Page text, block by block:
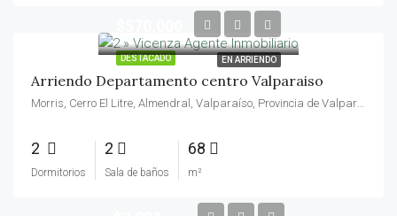
DESTACADO EN ARRIENDO
Arriendo Departamento centro Valparaiso
Morris, Cerro El Litre, Almendral, Valparaíso, Provincia de Valparaíso, Región de Valparaíso, 2362834, Chile
2
Dormitorios
2
Sala de baños
68
m²